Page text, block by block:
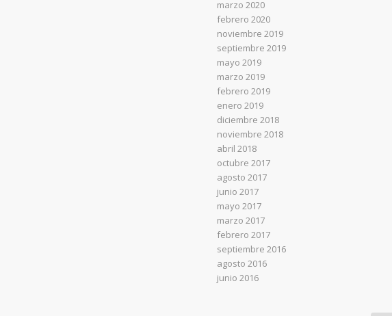
marzo 2020
febrero 2020
noviembre 2019
septiembre 2019
mayo 2019
marzo 2019
febrero 2019
enero 2019
diciembre 2018
noviembre 2018
abril 2018
octubre 2017
agosto 2017
junio 2017
mayo 2017
marzo 2017
febrero 2017
septiembre 2016
agosto 2016
junio 2016